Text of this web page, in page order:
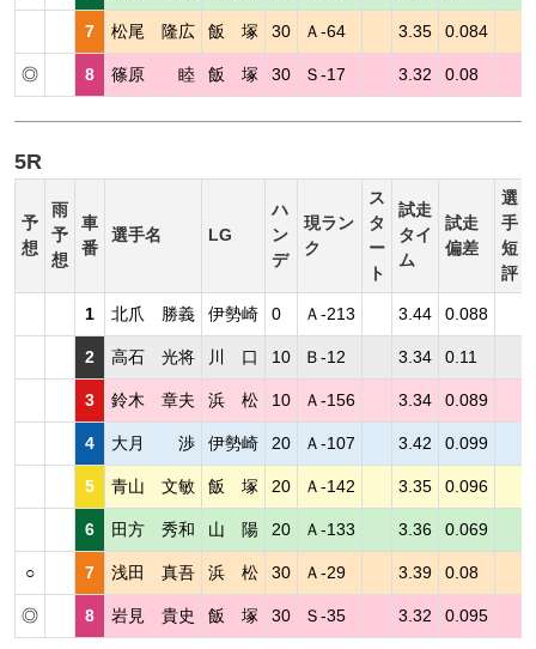
7 松尾 隆広 飯 塚 30 Ａ-64 3.35 0.084
◎ 8 篠原 睦 飯 塚 30 Ｓ-17 3.32 0.08
5R
予
想
雨
予
想
車
番
選手名 LG
ハ
ン
デ
現ラン
ク
ス
タ
ー
ト
試走
タイ
ム
試走
偏差
選
手
短
評
1 北爪 勝義 伊勢崎 0 Ａ-213 3.44 0.088
2 高石 光将 川 口 10 Ｂ-12 3.34 0.11
3 鈴木 章夫 浜 松 10 Ａ-156 3.34 0.089
4 大月 渉 伊勢崎 20 Ａ-107 3.42 0.099
5 青山 文敏 飯 塚 20 Ａ-142 3.35 0.096
6 田方 秀和 山 陽 20 Ａ-133 3.36 0.069
○ 7 浅田 真吾 浜 松 30 Ａ-29 3.39 0.08
◎ 8 岩見 貴史 飯 塚 30 Ｓ-35 3.32 0.095